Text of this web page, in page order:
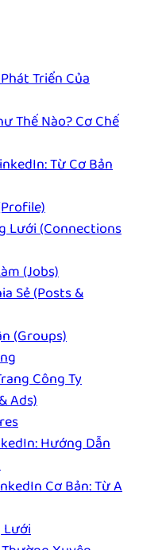
Triển Của
Thế Nào? Cơ Chế
Từ Cơ Bản
Lưới (Connections
(Jobs)
Sẻ (Posts &
(Groups)
Công Ty
Ads)
Hướng Dẫn
Cơ Bản: Từ A
Lưới